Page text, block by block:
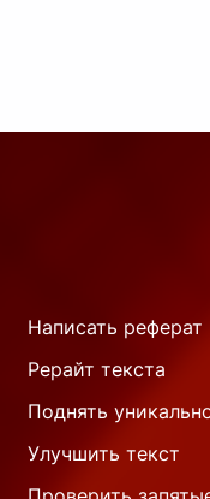
Написать реферат
Рерайт текста
Поднять
Улучшить текст